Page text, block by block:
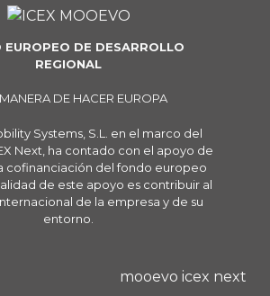
EUROPEO DE DESARROLLO
REGIONAL
DE HACER EUROPA
Systems, S.L. en el marco del
Next, ha contado con el apoyo de
cofinanciación del fondo europeo
de este apoyo es contribuir al
de la empresa y de su
entorno.